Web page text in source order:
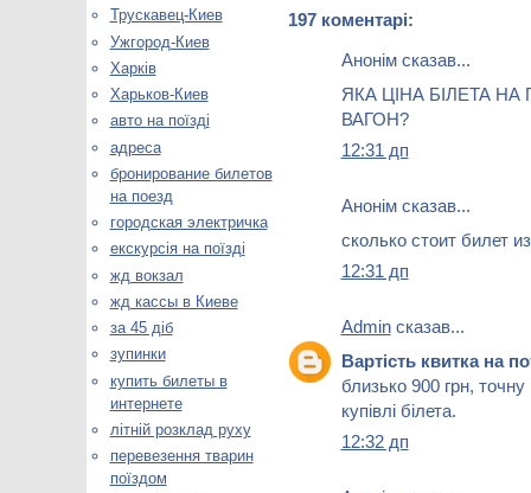
197 коментарі:
Анонім сказав...
ЯКА ЦІНА БІЛЕТА
ВАГОН?
12:31 дп
Анонім сказав...
сколько стоит билет
12:31 дп
Adminсказав...
Вартість квитка на
близько 900 грн,
купівлі білета.
12:32 дп
Трускавец-Киев
Ужгород-Киев
Харків
Харьков-Киев
авто на поїзді
адреса
бронирование билетов
на поезд
городская электричка
екскурсія на поїзді
жд вокзал
жд кассы в Киеве
за 45 діб
зупинки
купить билеты в
интернете
літній розклад руху
перевезення тварин
поїздом